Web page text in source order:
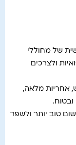
של מחוללי
ולצרכים
אחריות מלאה,
ובטוח.
טוב יותר ולשפר